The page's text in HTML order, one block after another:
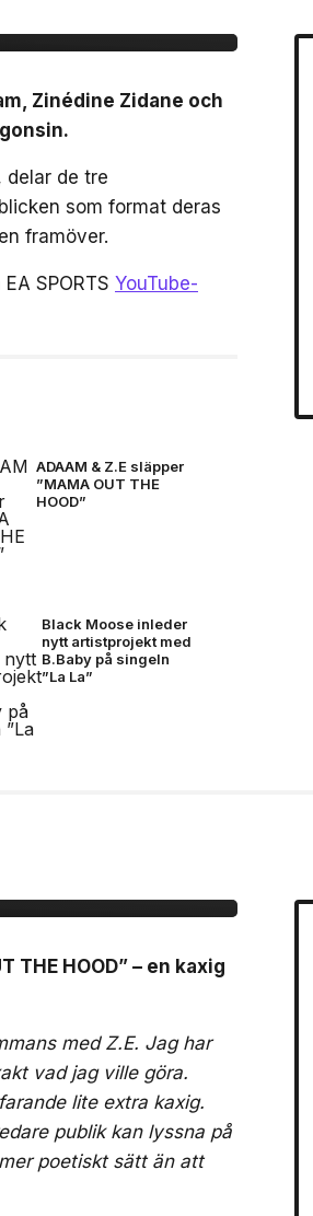
Zinédine Zidane och
delar de tre
som format deras
framöver.
SPORTS YouTube-
ADAAM & Z.E släpper
”MAMA OUT THE
HOOD”
Black Moose inleder
nytt artistprojekt med
B.Baby på singeln
”La La”
THE HOOD” – en kaxig
med Z.E. Jag har
vad jag ville göra.
lite extra kaxig.
publik kan lyssna på
poetiskt sätt än att